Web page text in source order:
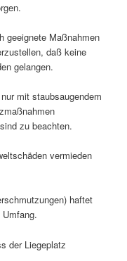
geeignete Maßnahmen
daß keine
gelangen.
mit staubsaugendem
zu beachten.
vermieden
haftet
der Liegeplatz